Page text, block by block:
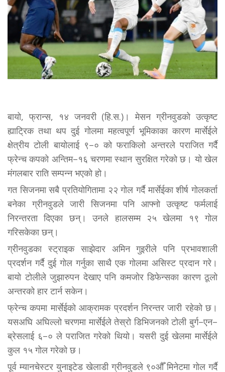
बायो, फ्रान्स, १४ जनवरी (हि.स.)। मेसन ग्रीनवुडको उत्कृष्ट
ह्याट्रिक तथा थप दुई गोलमा महत्वपूर्ण भूमिकाका कारण मार्सेईले
क्षेत्रीय टोली बायोलाई ९–० को फराकिलो अन्तरले पराजित गर्दै
फ्रेन्च कपको अन्तिम–१६ चरणमा स्थान सुरक्षित गरेको छ। यो खेल
मंगलबार राति सम्पन्न भएको हो।
गत सिजनमा सबै प्रतियोगितामा २२ गोल गर्दै मार्सेईका शीर्ष गोलकर्ता
बनेका ग्रीनवुडले जारी सिजनमा पनि आफ्नो उत्कृष्ट फर्मलाई
निरन्तरता दिएका छन्। उनले हालसम्म २५ खेलमा १९ गोल
गरिसकेका छन्।
ग्रीनवुडका स्ट्राइक साझेदार अमिन गुइरीले पनि प्रभावशाली
प्रदर्शन गर्दै दुई गोल गर्नुका साथै एक गोलमा असिस्ट प्रदान गरे।
बायो टोलीले जुझारुपन देखाए पनि कमजोर डिफेन्सका कारण ठूलो
अन्तरको हार टार्न सकेन।
फ्रेन्च कपमा मार्सेईको आक्रामक प्रदर्शन निरन्तर जारी रहेको छ।
यसअघि अघिल्लो चरणमा मार्सेईले तेस्रो डिभिजनको टोली बुर्ग–एन–
ब्रेसलाई ६–० ले पराजित गरेको थियो। यसरी दुई खेलमा मार्सेईले
कुल १५ गोल गरेको छ।
पूर्व म्यानचेस्टर युनाइटेड खेलाडी ग्रीनवुडले ९०औँ मिनेटमा गोल गर्दै